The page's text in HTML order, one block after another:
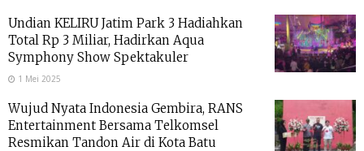
Undian KELIRU Jatim Park 3 Hadiahkan
Total Rp 3 Miliar, Hadirkan Aqua
Symphony Show Spektakuler
1 Mei 2025
Wujud Nyata Indonesia Gembira, RANS
Entertainment Bersama Telkomsel
Resmikan Tandon Air di Kota Batu